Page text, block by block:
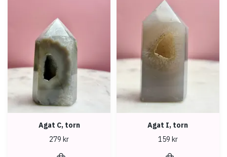
Agat C, torn
279 kr
Agat I, torn
159 kr